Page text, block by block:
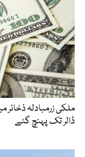
ڈالر تک پہنچ گئے